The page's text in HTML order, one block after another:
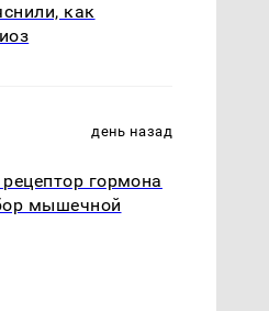
как
день назад
гормона
мышечной